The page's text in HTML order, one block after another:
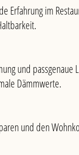
Erfahrung im
und passgenaue
Dämmwerte.
und den